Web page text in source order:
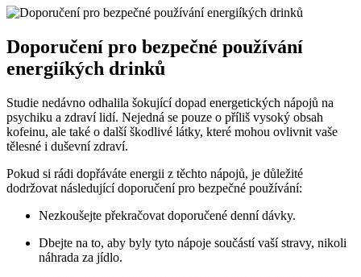
Doporučení pro bezpečné používání
energiíkých drinků
Studie nedávno odhalila šokující dopad energetických nápojů na
psychiku a zdraví lidí. Nejedná se pouze o příliš vysoký obsah
kofeinu, ale také o další škodlivé látky, které mohou ovlivnit vaše
tělesné i duševní zdraví.
Pokud si rádi dopřáváte energii z těchto nápojů, je důležité
dodržovat následující doporučení pro bezpečné používání:
Nezkoušejte překračovat doporučené denní dávky.
Dbejte na to, aby byly tyto nápoje součástí vaší stravy, nikoli
náhrada za jídlo.